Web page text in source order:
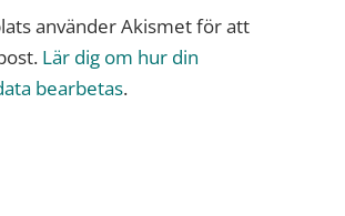
använder Akismet för att
Lär dig om hur din
bearbetas.